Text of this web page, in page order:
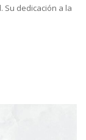
Su dedicación a la